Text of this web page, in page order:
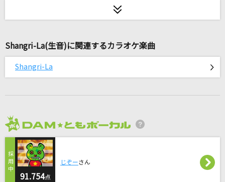
心絵
夏の影
Mrs. GREEN APPLE
[生音]時の流れに身をまかせ
人生オーバー
harha
アルクアラウンド
Shangri-La(生音)に関連するカラオケ楽曲
Shangri-La
91.754点
じぞーさん